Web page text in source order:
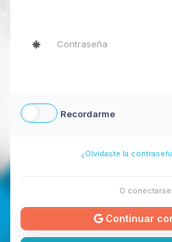
Recordarme
¿Olvidaste la
O
Continuar